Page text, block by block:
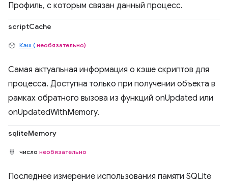
Профиль, с которым связан данный процесс.
scriptCache
Кэш ( необязательно)
Самая актуальная информация о кэше скриптов для
процесса. Доступна только при получении объекта в
рамках обратного вызова из функций onUpdated или
onUpdatedWithMemory.
sqliteMemory
число необязательно
Последнее измерение использования памяти SQLite